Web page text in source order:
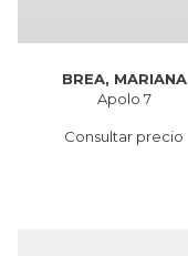
BREA, MARIANA
Apolo 7
Consultar precio